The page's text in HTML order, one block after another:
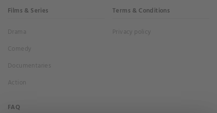
Films & Series
Drama
Comedy
Documentaries
Action
Terms & Conditions
Privacy policy
FAQ